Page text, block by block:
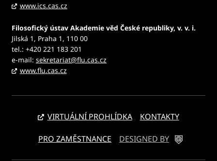
www.ics.cas.cz
Filosofický ústav Akademie věd České republiky, v. v. i.
Jilská 1, Praha 1, 110 00
tel.: +420 221 183 201
e-mail: sekretariat@flu.cas.cz
www.flu.cas.cz
VIRTUÁLNÍ PROHLÍDKA KONTAKTY
PRO ZAMĚSTNANCE DESIGNED BY